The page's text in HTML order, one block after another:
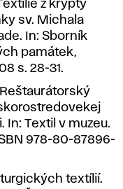
z krypty
sv. Michala
In: Sborník
památek,
s. 28-31.
Reštaurátorský
In: Textil v muzeu.
978-80-87896-
textílií.